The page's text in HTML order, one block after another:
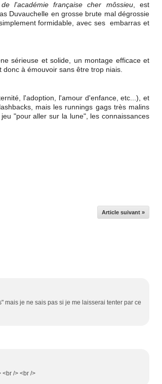
de l'académie française cher môssieu, est
Duvauchelle en grosse brute mal dégrossie
formidable, avec ses embarras et
sérieuse et solide, un montage efficace et
donc à émouvoir sans être trop niais.
l'adoption, l'amour d'enfance, etc...), et
mais les runnings gags très malins
"pour aller sur la lune", les connaissances
Article suivant »
mais je ne sais pas si je me laisserai tenter par ce
<br /> <br />